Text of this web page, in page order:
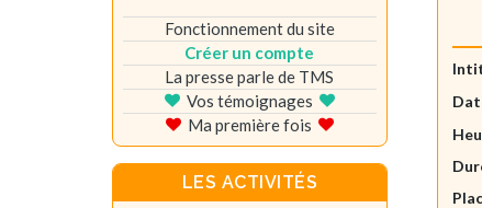
Fonctionnement du site
Créer un compte
La presse parle de TMS
Vos témoignages
Ma première fois
LES ACTIVITÉS